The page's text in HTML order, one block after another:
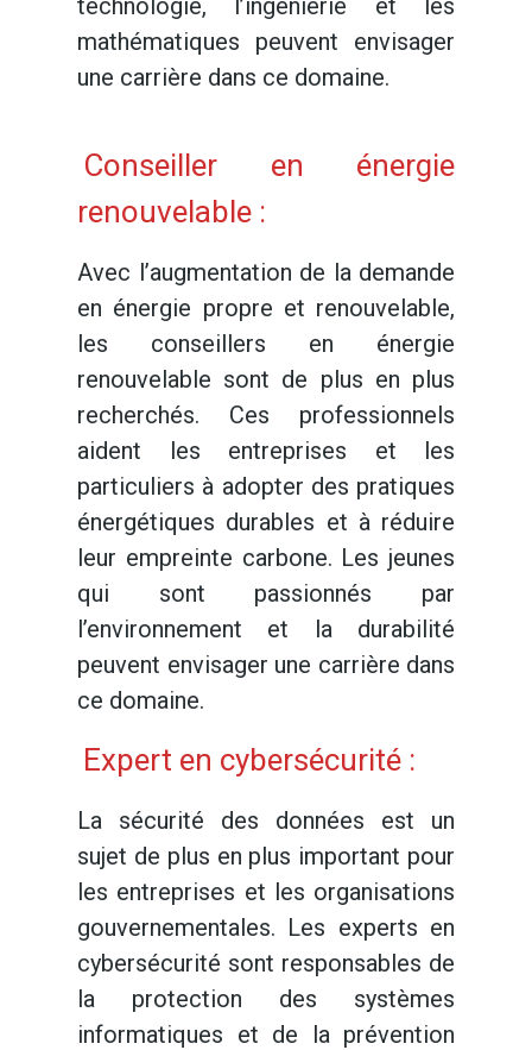
technologie, l’ingénierie et les
mathématiques peuvent envisager
une carrière dans ce domaine.
Conseiller en énergie
renouvelable :
Avec l’augmentation de la demande
en énergie propre et renouvelable,
les conseillers en énergie
renouvelable sont de plus en plus
recherchés. Ces professionnels
aident les entreprises et les
particuliers à adopter des pratiques
énergétiques durables et à réduire
leur empreinte carbone. Les jeunes
qui sont passionnés par
l’environnement et la durabilité
peuvent envisager une carrière dans
ce domaine.
Expert en cybersécurité :
La sécurité des données est un
sujet de plus en plus important pour
les entreprises et les organisations
gouvernementales. Les experts en
cybersécurité sont responsables de
la protection des systèmes
informatiques et de la prévention